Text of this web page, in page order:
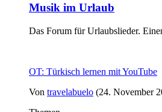
Musik im Urlaub
Das Forum für Urlaubslieder.
OT: Türkisch lernen mit YouTube
Von travelabuelo (24. November